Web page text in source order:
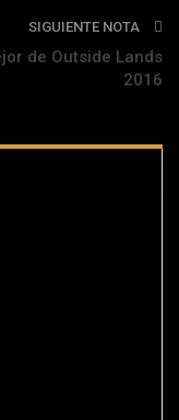
SIGUIENTE NOTA
de Outside Lands
2016